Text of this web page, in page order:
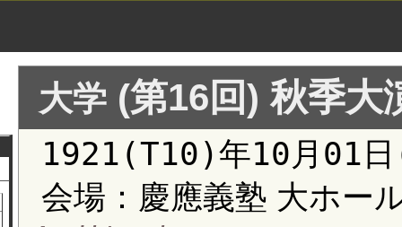
大学 (第16回) 秋季大
1921(T10)年10月01
会場：慶應義塾 大ホー